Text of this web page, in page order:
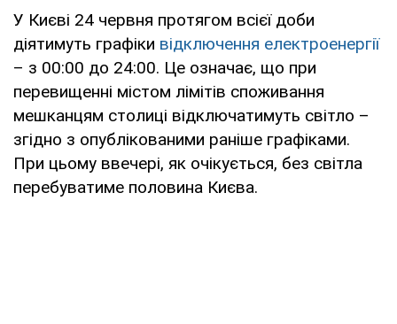
У Києві 24 червня протягом всієї доби
діятимуть графіки відключення електроенергії
– з 00:00 до 24:00. Це означає, що при
перевищенні містом лімітів споживання
мешканцям столиці відключатимуть світло –
згідно з опублікованими раніше графіками.
При цьому ввечері, як очікується, без світла
перебуватиме половина Києва.